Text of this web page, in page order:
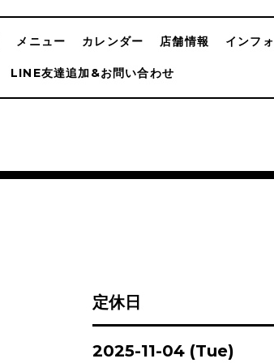
メニュー カレンダー 店舗情報 インフ
LINE友達追加&お問い合わせ
定休日
2025-11-04 (Tue)